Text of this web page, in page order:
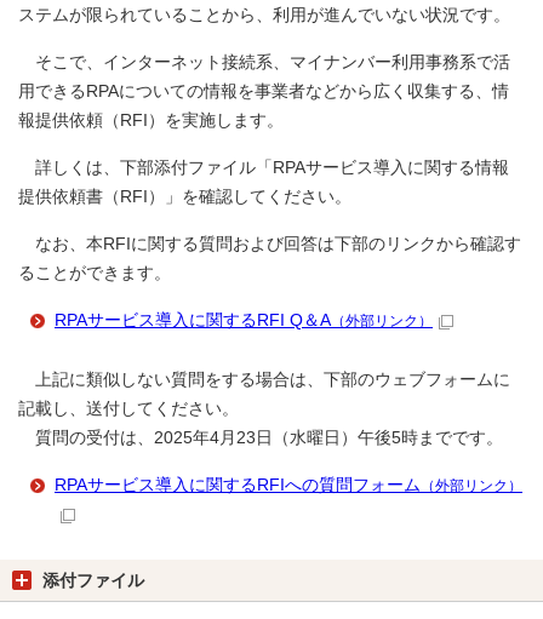
ステムが限られていることから、利用が進んでいない状況です。
そこで、インターネット接続系、マイナンバー利用事務系で活
用できるRPAについての情報を事業者などから広く収集する、情
報提供依頼（RFI）を実施します。
詳しくは、下部添付ファイル「RPAサービス導入に関する情報
提供依頼書（RFI）」を確認してください。
なお、本RFIに関する質問および回答は下部のリンクから確認す
ることができます。
RPAサービス導入に関するRFI Q＆A（外部リンク）
上記に類似しない質問をする場合は、下部のウェブフォームに
記載し、送付してください。
質問の受付は、2025年4月23日（水曜日）午後5時までです。
RPAサービス導入に関するRFIへの質問フォーム （外部リンク）
添付ファイル